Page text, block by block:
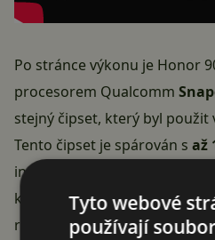
Po stránce výkonu je Honor
procesorem Qualcomm
stejný čipset, který byl použit
Tento čipset je spárován s až
interním úložištěm. O výdrže
kapacitou5 000 mAh, která
rychlonabíjení s výkonem100
Tyto webové
používají